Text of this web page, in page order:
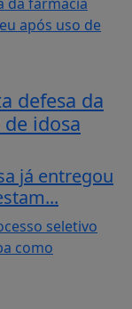
defesa da
idosa
já entregou